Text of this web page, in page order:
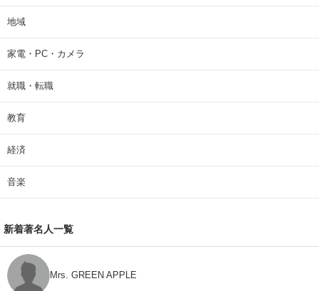
地域
家電・PC・カメラ
就職・転職
教育
経済
音楽
新着著名人一覧
Mrs. GREEN APPLE